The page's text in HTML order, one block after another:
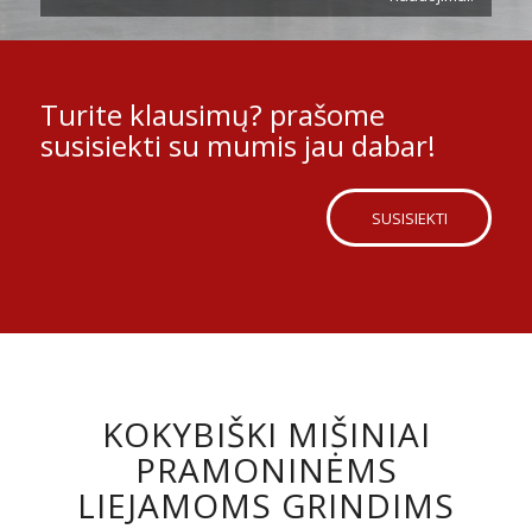
Turite klausimų? prašome
susisiekti su mumis jau dabar!
SUSISIEKTI
KOKYBIŠKI MIŠINIAI
PRAMONINĖMS
LIEJAMOMS GRINDIMS